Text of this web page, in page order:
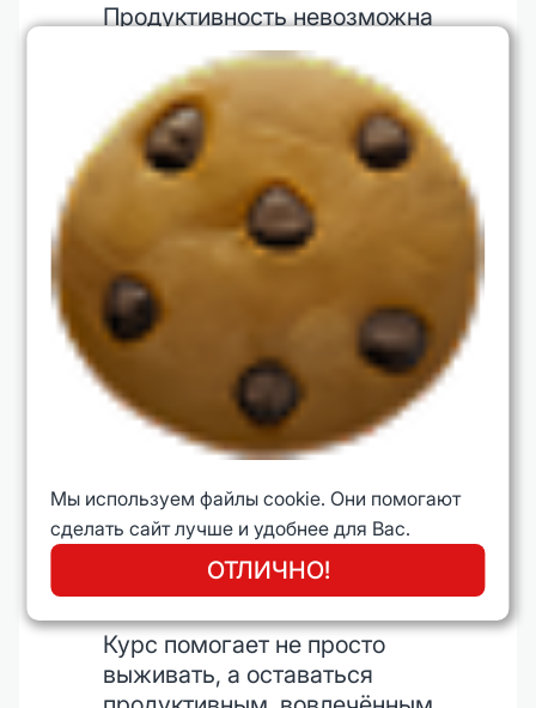
Продуктивность невозможна
без базового навыка
восстановления и
адаптации. Курс по
развитию устойчивости к
стрессу помогает
участникам научиться
управлять своими
ресурсами, выстраивать
здоровый ритм работы и
восстанавливаться после
напряжённых периодов.
Это особенно важно в
компаниях, где давление —
часть повседневности. По
сотрудников российских
компаний сталкиваются с
регулярными стрессовыми
нагрузками на работе.
Курс помогает не просто
выживать, а оставаться
Мы используем файлы cookie. Они помогают
сделать сайт лучше и удобнее для Вас.
ОТЛИЧНО!